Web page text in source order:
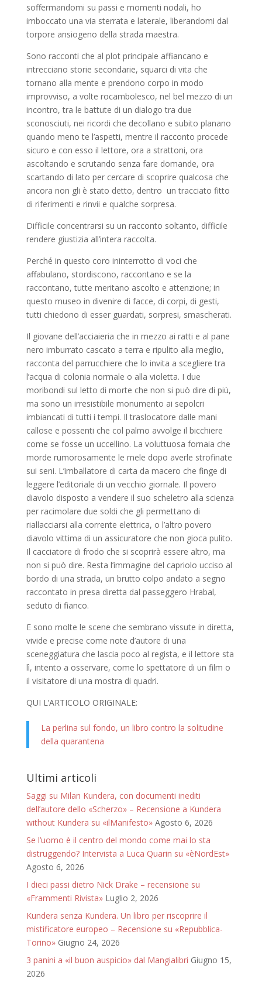
soffermandomi su passi e momenti nodali, ho
imboccato una via sterrata e laterale, liberandomi dal
torpore ansiogeno della strada maestra.
Sono racconti che al plot principale affiancano e
intrecciano storie secondarie, squarci di vita che
tornano alla mente e prendono corpo in modo
improvviso, a volte rocambolesco, nel bel mezzo di un
incontro, tra le battute di un dialogo tra due
sconosciuti, nei ricordi che decollano e subito planano
quando meno te l’aspetti, mentre il racconto procede
sicuro e con esso il lettore, ora a strattoni, ora
ascoltando e scrutando senza fare domande, ora
scartando di lato per cercare di scoprire qualcosa che
ancora non gli è stato detto, dentro un tracciato fitto
di riferimenti e rinvii e qualche sorpresa.
Difficile concentrarsi su un racconto soltanto, difficile
rendere giustizia all’intera raccolta.
Perché in questo coro ininterrotto di voci che
affabulano, stordiscono, raccontano e se la
raccontano, tutte meritano ascolto e attenzione; in
questo museo in divenire di facce, di corpi, di gesti,
tutti chiedono di esser guardati, sorpresi, smascherati.
Il giovane dell’acciaieria che in mezzo ai ratti e al pane
nero imburrato cascato a terra e ripulito alla meglio,
racconta del parrucchiere che lo invita a scegliere tra
l’acqua di colonia normale o alla violetta. I due
moribondi sul letto di morte che non si può dire di più,
ma sono un irresistibile monumento ai sepolcri
imbiancati di tutti i tempi. Il traslocatore dalle mani
callose e possenti che col palmo avvolge il bicchiere
come se fosse un uccellino. La voluttuosa fornaia che
morde rumorosamente le mele dopo averle strofinate
sui seni. L’imballatore di carta da macero che finge di
leggere l’editoriale di un vecchio giornale. Il povero
diavolo disposto a vendere il suo scheletro alla scienza
per racimolare due soldi che gli permettano di
riallacciarsi alla corrente elettrica, o l’altro povero
diavolo vittima di un assicuratore che non gioca pulito.
Il cacciatore di frodo che si scoprirà essere altro, ma
non si può dire. Resta l’immagine del capriolo ucciso al
bordo di una strada, un brutto colpo andato a segno
raccontato in presa diretta dal passeggero Hrabal,
seduto di fianco.
E sono molte le scene che sembrano vissute in diretta,
vivide e precise come note d’autore di una
sceneggiatura che lascia poco al regista, e il lettore sta
lì, intento a osservare, come lo spettatore di un film o
il visitatore di una mostra di quadri.
QUI L’ARTICOLO ORIGINALE:
La perlina sul fondo, un libro contro la solitudine
della quarantena
Ultimi articoli
Saggi su Milan Kundera, con documenti inediti
dell’autore dello «Scherzo» – Recensione a Kundera
without Kundera su «ilManifesto» Agosto 6, 2026
Se l’uomo è il centro del mondo come mai lo sta
distruggendo? Intervista a Luca Quarin su «èNordEst»
Agosto 6, 2026
I dieci passi dietro Nick Drake – recensione su
«Frammenti Rivista» Luglio 2, 2026
Kundera senza Kundera. Un libro per riscoprire il
mistificatore europeo – Recensione su «Repubblica-
Torino» Giugno 24, 2026
3 panini a «il buon auspicio» dal Mangialibri Giugno 15,
2026